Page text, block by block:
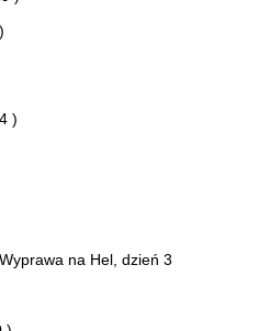
)
na Hel, dzień 3